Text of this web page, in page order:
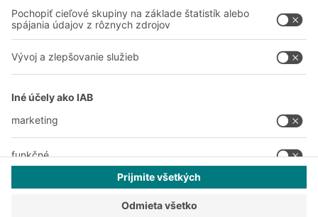
© 2026 BITO-Lagertechnik Bittmann GmbH
Dizajn & realizácia
Táto ponuka je určená pre priemysel, remeslá, obchod a
profesie na použitie pri samostatnej, profesionálnej alebo
Všeobecné obchodné podmienky